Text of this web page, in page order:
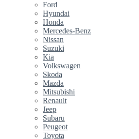
Ford
Hyundai
Honda
Mercedes-Benz
Nissan
Suzuki
Kia
Volkswagen
Skoda
Mazda
Mitsubishi
Renault
Jeep
Subaru
Peugeot
Toyota